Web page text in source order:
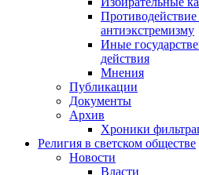
антиэкстремизму
Иные
действия
Мнения
Публикации
Документы
Архив
Хроники
Религия в светском обществе
Новости
Власти